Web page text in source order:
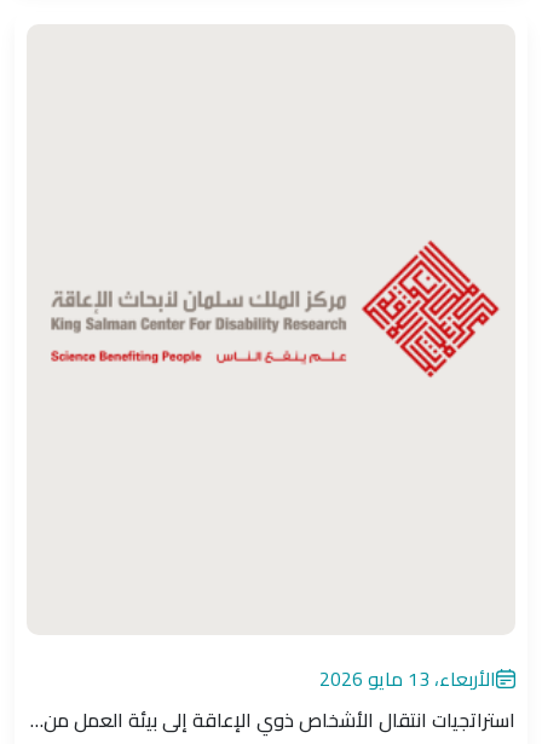
الأربعاء، 13 مايو 2026
استراتجيات انتقال الأشخاص ذوي الإعاقة إلى بيئة العمل من…